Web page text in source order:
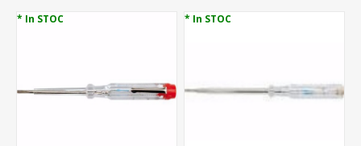
* In STOC * In STOC